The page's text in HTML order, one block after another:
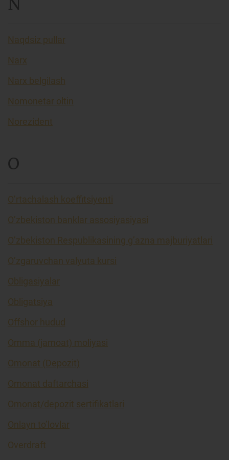
N
Naqdsiz pullar
Narx
Narx belgilash
Nomonetar oltin
Norezident
O
O’rtachalash koeffitsiyenti
O’zbekiston banklar assosiyasiyasi
O’zbekiston Respublikasining g’azna majburiyatlari
O’zgaruvchan valyuta kursi
Obligasiyalar
Obligatsiya
Offshor hudud
Omma (jamoat) moliyasi
Omonat (Depozit)
Omonat daftarchasi
Omonat/depozit sertifikatlari
Onlayn to’lovlar
Overdraft